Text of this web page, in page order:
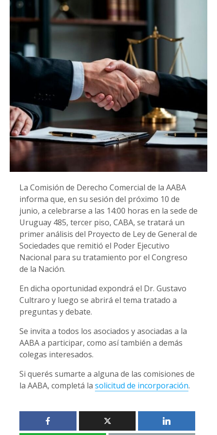
La Comisión de Derecho Comercial de la AABA
informa que, en su sesión del próximo 10 de
junio, a celebrarse a las 14:00 horas en la sede de
Uruguay 485, tercer piso, CABA, se tratará un
primer análisis del Proyecto de Ley de General de
Sociedades que remitió el Poder Ejecutivo
Nacional para su tratamiento por el Congreso
de la Nación.
En dicha oportunidad expondrá el Dr. Gustavo
Cultraro y luego se abrirá el tema tratado a
preguntas y debate.
Se invita a todos los asociados y asociadas a la
AABA a participar, como así también a demás
colegas interesados.
Si querés sumarte a alguna de las comisiones de
la AABA, completá la solicitud de incorporación.